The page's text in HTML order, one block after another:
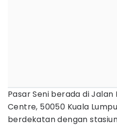
Pasar Seni berada di Jalan
Centre, 50050 Kuala
berdekatan dengan